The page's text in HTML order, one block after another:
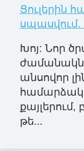
Ցուլերին
Խոյ: Նոր
ժամանակն
անսովոր
թե...